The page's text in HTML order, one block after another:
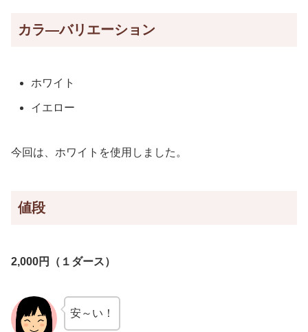
カラ―バリエーション
ホワイト
イエロー
今回は、ホワイトを使用しました。
値段
2,000円（１ダース）
安～い！